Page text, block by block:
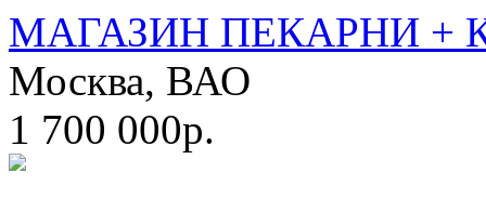
МАГАЗИН ПЕКАРНИ +
Москва, ВАО
1 700 000р.